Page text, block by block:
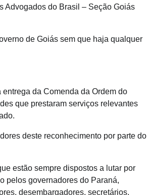
Advogados do Brasil – Seção Goiás
de Goiás sem que haja qualquer
da Comenda da Ordem do
que prestaram serviços relevantes
deste reconhecimento por parte do
estão sempre dispostos a lutar por
pelos governadores do Paraná,
desembargadores, secretários,